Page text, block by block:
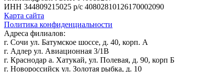
ИНН 344809215025 р/с 40802810126170002090
Карта сайта
Политика конфиденциальности
Адреса филиалов:
г. Сочи ул. Батумское шоссе, д. 40, корп. А
г. Адлер ул. Авиационная 3/1В
г. Краснодар а. Хатукай, ул. Полевая, д. 90, корп Б
г. Новороссийск ул. Золотая рыбка, д. 10